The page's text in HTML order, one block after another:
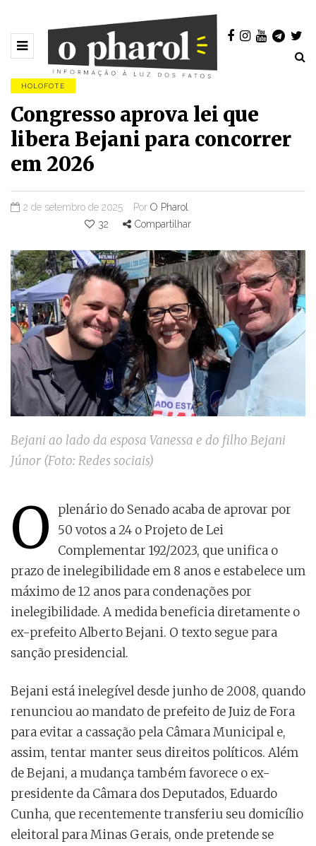
HOLOFOTE
Congresso aprova lei que
libera Bejani para concorrer
em 2026
2 de setembro de 2025 Por O Pharol
32
Compartilhar
Bejani ao lado da esposa Vanessa e do filho Bejani
Júnor (Foto: Redes sociais)
O
plenário do Senado acaba de aprovar por
50 votos a 24 o Projeto de Lei
Complementar 192/2023, que unifica o
prazo de inelegibilidade em 8 anos e estabelece um
máximo de 12 anos para condenações por
inelegibilidade. A medida beneficia diretamente o
ex-prefeito Alberto Bejani. O texto segue para
sanção presidencial.
Bejani está inelegível desde junho de 2008, quando
renunciou ao mandato de prefeito de Juiz de Fora
para evitar a cassação pela Câmara Municipal e,
assim, tentar manter seus direitos políticos. Além
de Bejani, a mudança também favorece o ex-
presidente da Câmara dos Deputados, Eduardo
Cunha, que recentemente transferiu seu domicílio
eleitoral para Minas Gerais, onde pretende se